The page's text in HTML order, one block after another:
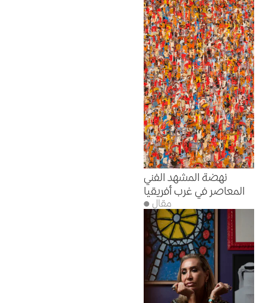
نهضة المشهد الفني
المعاصر في غرب أفريقيا
● مقال